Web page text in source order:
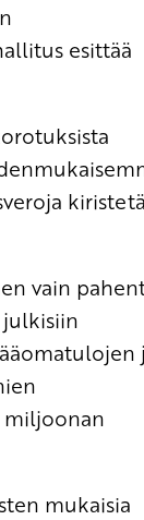
esittää
vain
mukaisia